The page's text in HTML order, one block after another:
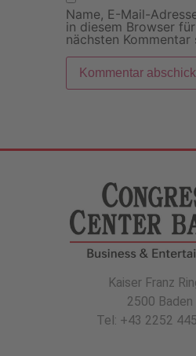
Name, E-Mail-
in diesem Browser
nächsten Kommentar
Kaiser Franz
2500 Baden
Tel: +43 2252